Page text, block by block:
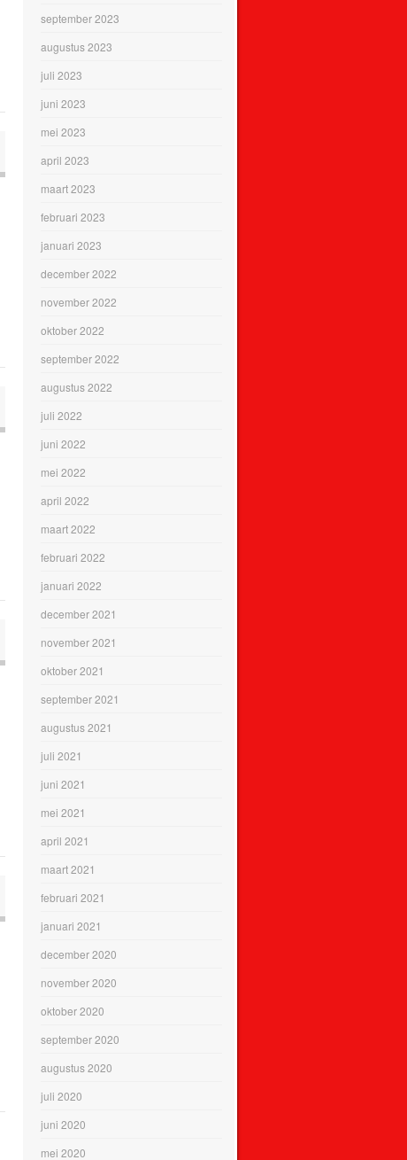
september 2023
augustus 2023
juli 2023
juni 2023
mei 2023
april 2023
maart 2023
februari 2023
januari 2023
december 2022
november 2022
oktober 2022
september 2022
augustus 2022
juli 2022
juni 2022
mei 2022
april 2022
maart 2022
februari 2022
januari 2022
december 2021
november 2021
oktober 2021
september 2021
augustus 2021
juli 2021
juni 2021
mei 2021
april 2021
maart 2021
februari 2021
januari 2021
december 2020
november 2020
oktober 2020
september 2020
augustus 2020
juli 2020
juni 2020
mei 2020